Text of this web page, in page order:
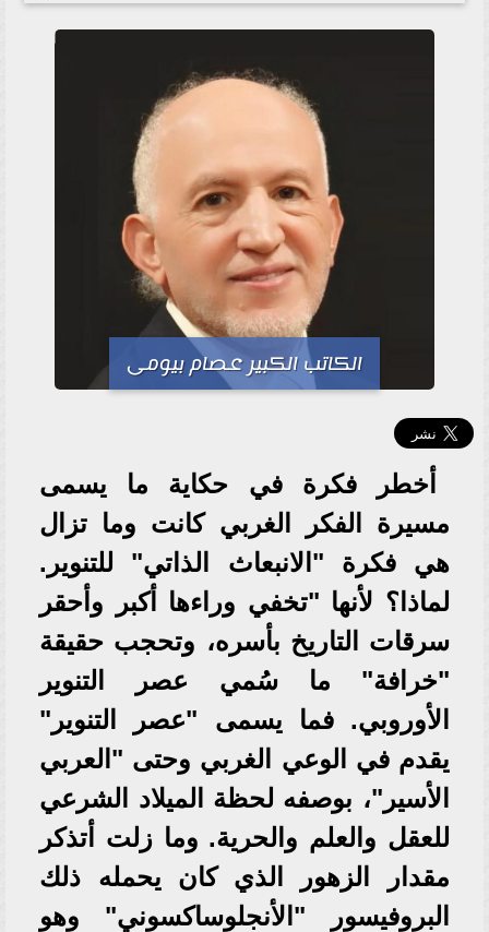
الكاتب الكبير عصام بيومى
أخطر فكرة في حكاية ما يسمى
مسيرة الفكر الغربي كانت وما تزال
هي فكرة "الانبعاث الذاتي" للتنوير.
لماذا؟ لأنها "تخفي وراءها أكبر وأحقر
سرقات التاريخ بأسره، وتحجب حقيقة
"خرافة" ما سُمي عصر التنوير
الأوروبي. فما يسمى "عصر التنوير"
يقدم في الوعي الغربي وحتى "العربي
الأسير"، بوصفه لحظة الميلاد الشرعي
للعقل والعلم والحرية. وما زلت أتذكر
مقدار الزهور الذي كان يحمله ذلك
البروفيسور "الأنجلوساكسوني" وهو